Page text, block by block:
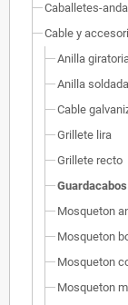
Caballetes-
Cable y
Anilla
Anilla soldada
Cable
Grillete lira
Grillete recto
Guardacabos
Mosqueton
Mosqueton
Mosqueton
Mosqueton